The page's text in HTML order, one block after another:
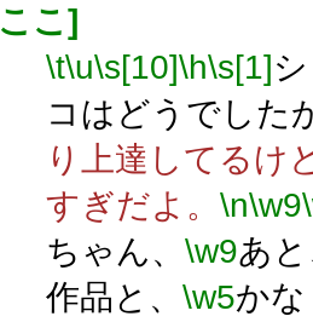
ここ]
\t\u\s[10]\h\s[1]
コはどうでした
り上達してるけ
すぎだよ。 \n\w9
ちゃん、 \w9あ
作品と、 \w5か